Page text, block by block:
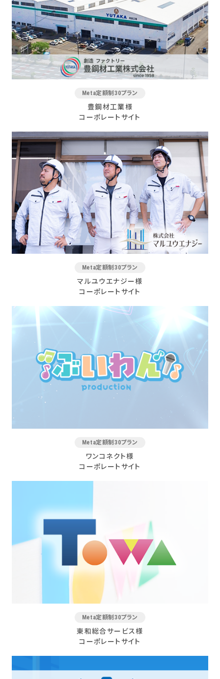
Meta定額制30プラン
豊鋼材工業様
コーポレートサイト
Meta定額制30プラン
マルユウエナジー様
コーポレートサイト
Meta定額制30プラン
ワンコネクト様
コーポレートサイト
Meta定額制30プラン
東和総合サービス様
コーポレートサイト